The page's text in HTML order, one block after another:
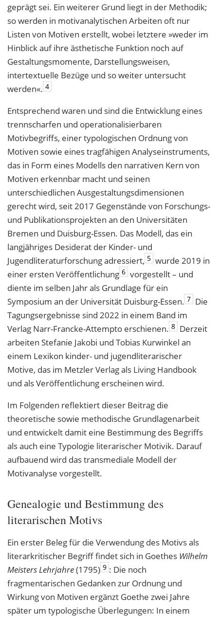
geprägt sei. Ein weiterer Grund liegt in der Methodik;
so werden in motivanalytischen Arbeiten oft nur
Listen von Motiven erstellt, wobei letztere »weder im
Hinblick auf ihre ästhetische Funktion noch auf
Gestaltungsmomente, Darstellungsweisen,
intertextuelle Bezüge und so weiter untersucht
werden«. 4
Entsprechend waren und sind die Entwicklung eines
trennscharfen und operationalisierbaren
Motivbegriffs, einer typologischen Ordnung von
Motiven sowie eines tragfähigen Analyseinstruments,
das in Form eines Modells den narrativen Kern von
Motiven erkennbar macht und seinen
unterschiedlichen Ausgestaltungsdimensionen
gerecht wird, seit 2017 Gegenstände von Forschungs-
und Publikationsprojekten an den Universitäten
Bremen und Duisburg-Essen. Das Modell, das ein
langjähriges Desiderat der Kinder- und
Jugendliteraturforschung adressiert, 5 wurde 2019 in
einer ersten Veröffentlichung 6 vorgestellt – und
diente im selben Jahr als Grundlage für ein
Symposium an der Universität Duisburg-Essen. 7 Die
Tagungsergebnisse sind 2022 in einem Band im
Verlag Narr-Francke-Attempto erschienen. 8 Derzeit
arbeiten Stefanie Jakobi und Tobias Kurwinkel an
einem Lexikon kinder- und jugendliterarischer
Motive, das im Metzler Verlag als Living Handbook
und als Veröffentlichung erscheinen wird.
Im Folgenden reflektiert dieser Beitrag die
theoretische sowie methodische Grundlagenarbeit
und entwickelt damit eine Bestimmung des Begriffs
als auch eine Typologie literarischer Motivik. Darauf
aufbauend wird das transmediale Modell der
Motivanalyse vorgestellt.
Genealogie und Bestimmung des
literarischen Motivs
Ein erster Beleg für die Verwendung des Motivs als
literarkritischer Begriff findet sich in Goethes Wilhelm
Meisters Lehrjahre(1795) 9 : Die noch
fragmentarischen Gedanken zur Ordnung und
Wirkung von Motiven ergänzt Goethe zwei Jahre
später um typologische Überlegungen: In einem